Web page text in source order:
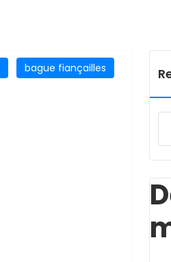
bague fiançailles